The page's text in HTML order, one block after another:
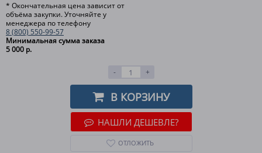
* Окончательная цена зависит от
объёма закупки. Уточняйте у
менеджера по телефону
8 (800) 550-99-57
Минимальная сумма заказа
5 000 р.
- +
В КОРЗИНУ
НАШЛИ ДЕШЕВЛЕ?
ОТЛОЖИТЬ